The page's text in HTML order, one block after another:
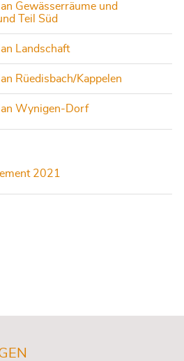
Gewässerräume und
Teil Süd
Landschaft
Rüedisbach/Kappelen
Wynigen-Dorf
2021